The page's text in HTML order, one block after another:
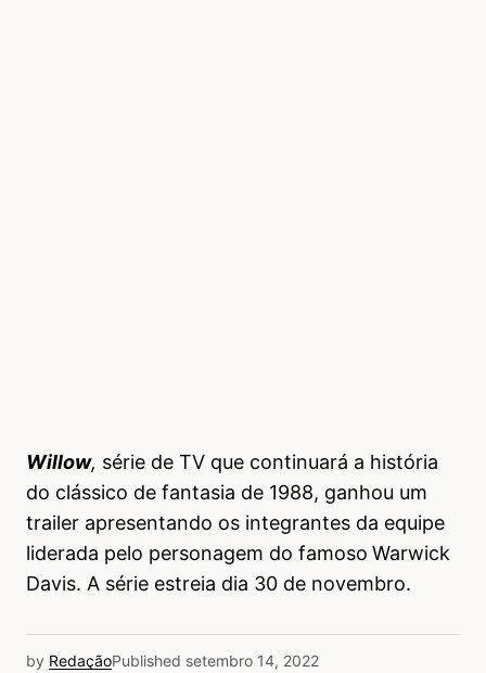
Willow, série de TV que continuará a história
do clássico de fantasia de 1988, ganhou um
trailer apresentando os integrantes da equipe
liderada pelo personagem do famoso Warwick
Davis. A série estreia dia 30 de novembro.
by RedaçãoPublished setembro 14, 2022